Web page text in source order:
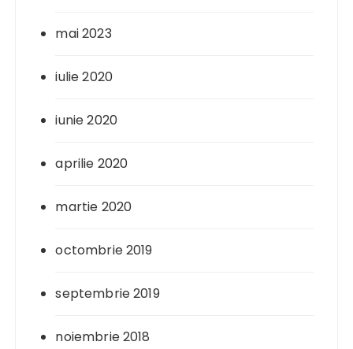
mai 2023
iulie 2020
iunie 2020
aprilie 2020
martie 2020
octombrie 2019
septembrie 2019
noiembrie 2018